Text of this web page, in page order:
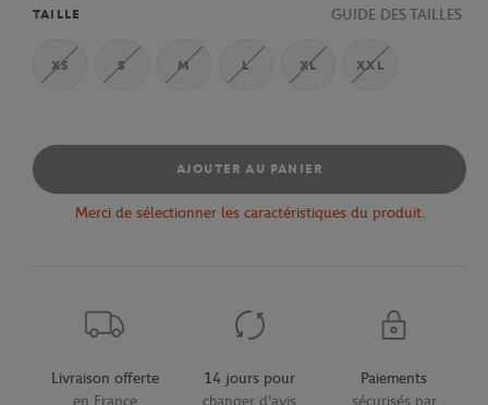
TAILLE GUIDE DES TAILLES
XS S M L XL XXL
AJOUTER AU PANIER
Merci de sélectionner les caractéristiques du produit.
Livraison offerte
en France
14 jours pour
changer d'avis
Paiements
sécurisés par